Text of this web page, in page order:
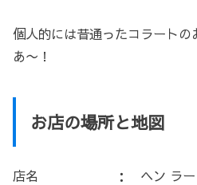
個人的には昔通ったコラート
あ〜！
お店の場所と地図
店名 ： ヘン ラートナ